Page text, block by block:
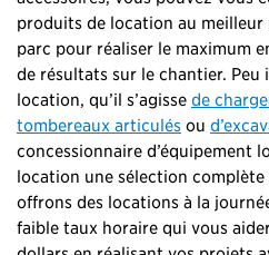
produits de location au
parc pour réaliser le maximum
de résultats sur le chantier. Peu
location, qu’il s’agisse de
tombereaux articulés ou
concessionnaire d’équipement
location une sélection complète
offrons des locations à la
faible taux horaire qui vous